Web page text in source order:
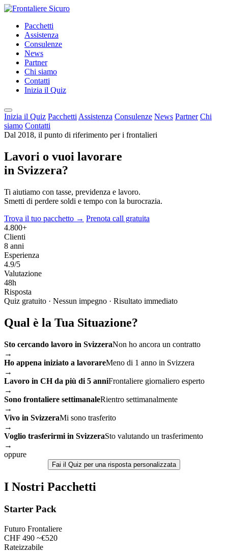
Pacchetti
Assistenza
Consulenze
News
Partner
Chi siamo
Contatti
Inizia il Quiz
Inizia il Quiz Pacchetti Assistenza Consulenze News Partner Chi
siamo Contatti
Dal 2018, il punto di riferimento per i frontalieri
Lavori o vuoi lavorare
in Svizzera?
Ti aiutiamo con tasse, previdenza e lavoro.
Smetti di perdere soldi e tempo con la burocrazia.
Trova il tuo pacchetto → Prenota call gratuita
4.800+
Clienti
8 anni
Esperienza
4.9/5
Valutazione
48h
Risposta
Quiz gratuito · Nessun impegno · Risultato immediato
Qual è la Tua Situazione?
Sto cercando lavoro in SvizzeraNon ho ancora un contratto
→
Ho appena iniziato a lavorareMeno di 1 anno in Svizzera
→
Lavoro in CH da più di 5 anniFrontaliere giornaliero esperto
→
Sono frontaliere settimanaleRientro settimanalmente
→
Vivo in SvizzeraMi sono trasferito
→
Voglio trasferirmi in SvizzeraSto valutando un trasferimento
→
oppure
Fai il Quiz per una risposta personalizzata
I Nostri Pacchetti
Starter Pack
Futuro Frontaliere
CHF 490 ~€520
Rateizzabile